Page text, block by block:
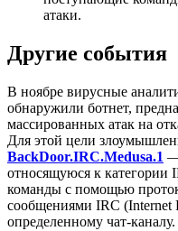
атаки.
Другие события
В ноябре вирусные
обнаружили ботнет,
массированных атак на
Для этой цели
BackDoor.IRC.Medusa.1 —
относящуюся к категории
команды с помощью
сообщениями IRC (Internet
определенному чат-каналу.